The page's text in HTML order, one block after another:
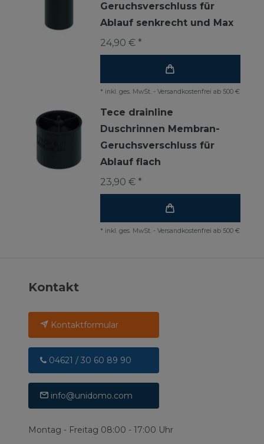
Geruchsverschluss für
Ablauf senkrecht und Max
24,90 € *
* inkl. ges. MwSt. - Versandkostenfrei ab 500 €
Tece drainline
Duschrinnen Membran-
Geruchsverschluss für
Ablauf flach
23,90 € *
* inkl. ges. MwSt. - Versandkostenfrei ab 500 €
Kontakt
Kontaktformular
04621 / 30 60 89 90
info@unidomo.com
Montag - Freitag 08:00 - 17:00 Uhr